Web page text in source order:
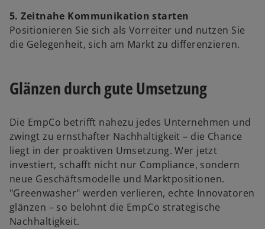
5. Zeitnahe Kommunikation starten
Positionieren Sie sich als Vorreiter und nutzen Sie
die Gelegenheit, sich am Markt zu differenzieren.​
Glänzen durch gute Umsetzung
Die EmpCo betrifft nahezu jedes Unternehmen und
zwingt zu ernsthafter Nachhaltigkeit – die Chance
liegt in der proaktiven Umsetzung. Wer jetzt
investiert, schafft nicht nur Compliance, sondern
neue Geschäftsmodelle und Marktpositionen.
"Greenwasher" werden verlieren, echte Innovatoren
glänzen – so belohnt die EmpCo strategische
Nachhaltigkeit.